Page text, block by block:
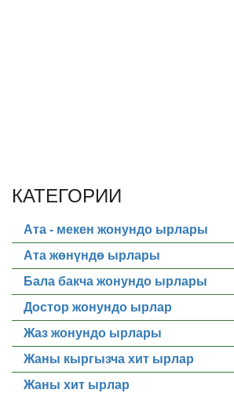
КАТЕГОРИИ
Ата - мекен жонундо ырлары
Ата жөнүндө ырлары
Бала бакча жонундо ырлары
Достор жонундо ырлар
Жаз жонундо ырлары
Жаны кыргызча хит ырлар
Жаны хит ырлар